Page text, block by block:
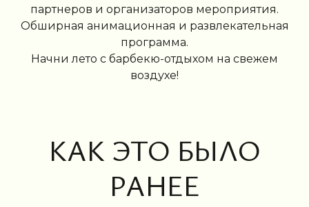
партнеров и организаторов мероприятия.
Oбширная анимационная и развлекательная
программа.
Начни лето с барбекю-отдыхом на свежем
воздухе!